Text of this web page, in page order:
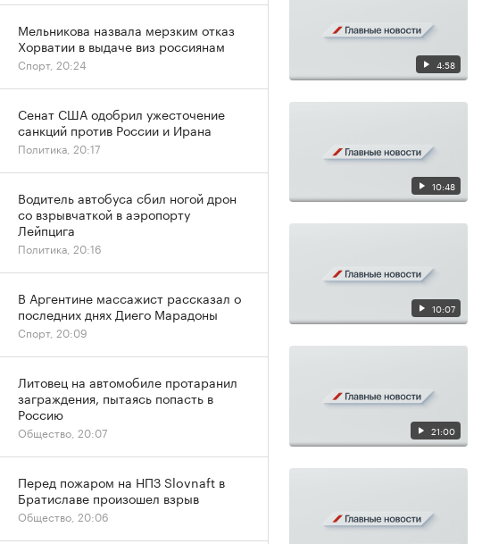
4:58
10:48
10:07
21:00
Мельникова назвала мерзким отказ
Хорватии в выдаче виз россиянам
Спорт, 20:24
Сенат США одобрил ужесточение
санкций против России и Ирана
Политика, 20:17
Водитель автобуса сбил ногой дрон
со взрывчаткой в аэропорту
Лейпцига
Политика, 20:16
В Аргентине массажист рассказал о
последних днях Диего Марадоны
Спорт, 20:09
Литовец на автомобиле протаранил
заграждения, пытаясь попасть в
Россию
Общество, 20:07
Перед пожаром на НПЗ Slovnaft в
Братиславе произошел взрыв
Общество, 20:06